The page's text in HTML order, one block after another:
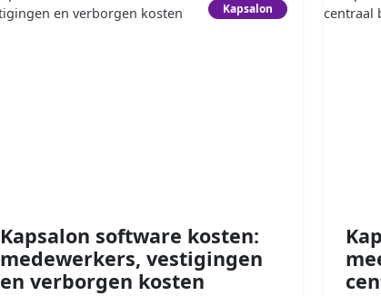
Kapsalon
Kapsalon software kosten:
medewerkers, vestigingen
en verborgen kosten